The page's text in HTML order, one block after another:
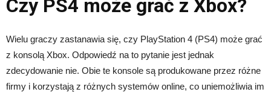
Czy PS4 może grać z Xbox?
Wielu graczy zastanawia się, czy PlayStation 4 (PS4) może grać
z konsolą Xbox. Odpowiedź na to pytanie jest jednak
zdecydowanie nie. Obie te konsole są produkowane przez różne
firmy i korzystają z różnych systemów online, co uniemożliwia im